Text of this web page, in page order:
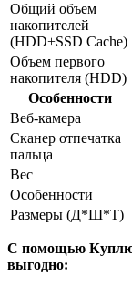
Общий объем
накопителей
(HDD+SSD Cache)
Объем первого
накопителя (HDD)
Особенности
Веб-камера
Сканер отпечатка
пальца
Вес
Особенности
Размеры (Д*Ш*Т)
С помощью
выгодно: